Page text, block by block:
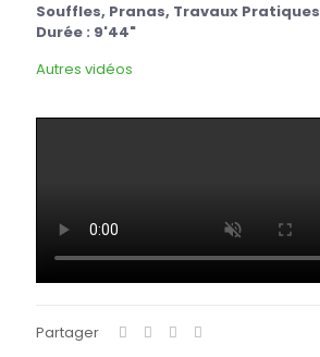
Souffles, Pranas, Travaux Pratiques
Durée : 9'44"
Autres vidéos
Partager